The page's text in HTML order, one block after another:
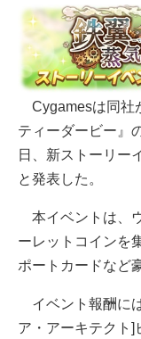
Cygamesは同社
ティーダービー』
日、新ストーリー
と発表した。
本イベントは、
ーレットコインを
ポートカードなど
イベント報酬に
ア・アーキテクト]